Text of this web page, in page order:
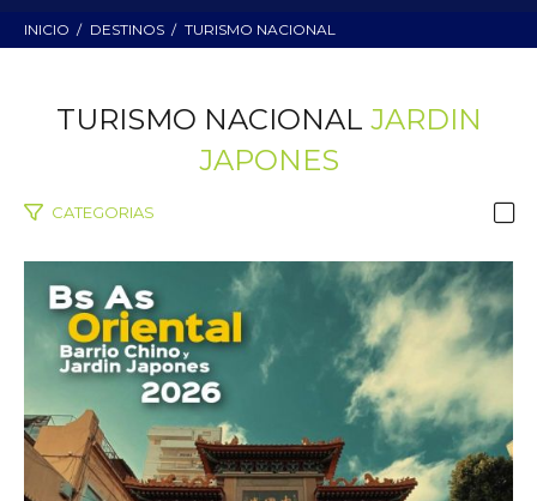
INICIO DESTINOS TURISMO NACIONAL
TURISMO NACIONAL JARDIN
JAPONES
CATEGORIAS